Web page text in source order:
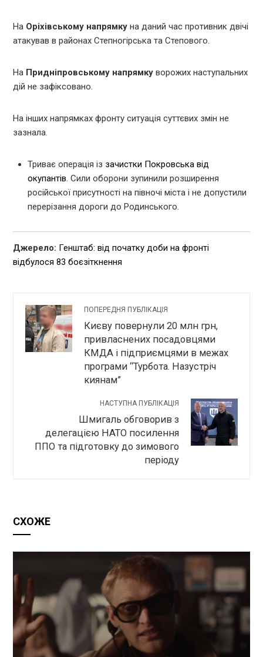
На Оріхівському напрямку на даний час противник двічі
атакував в районах Степногірська та Степового.
На Придніпровському напрямку ворожих наступальних
дій не зафіксовано.
На інших напрямках фронту ситуація суттєвих змін не
зазнала.
Триває операція із зачистки Покровська від
окупантів. Сили оборони зупинили розширення
російської присутності на півночі міста і не допустили
перерізання дороги до Родинського.
Джерело: Генштаб: від початку доби на фронті
відбулося 83 боєзіткнення
ПОПЕРЕДНЯ ПУБЛІКАЦІЯ
Києву повернули 20 млн грн,
привласнених посадовцями
КМДА і підприємцями в межах
програми “Турбота. Назустріч
киянам”
НАСТУПНА ПУБЛІКАЦІЯ
Шмигаль обговорив з
делегацією НАТО посилення
ППО та підготовку до зимового
періоду
СХОЖЕ